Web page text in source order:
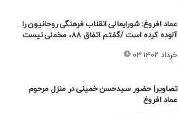
عماد افروغ: شورایعالی انقلاب فرهنگی روحانیون را
آلوده کرده است /گفتم اتفاق ۸۸، مخملی نیست
۰۳ خرداد ۱۴۰۲
تصاویر| حضور سیدحسن خمینی در منزل مرحوم
عماد افروغ